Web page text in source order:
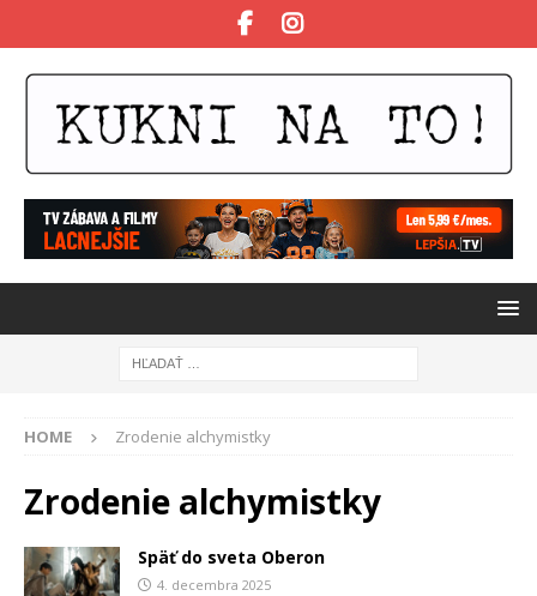
HOME Zrodenie alchymistky
Zrodenie alchymistky
Späť do sveta Oberon
4. decembra 2025